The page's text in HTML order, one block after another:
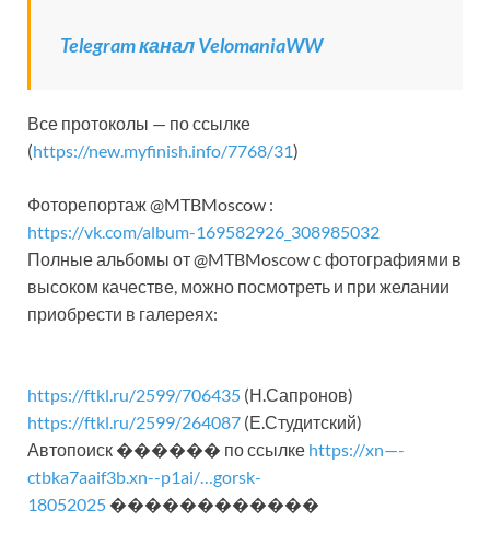
Telegram канал VelomaniaWW
Все протоколы — по ссылке
(https://new.myfinish.info/7768/31)
Фоторепортаж @MTBMoscow :
https://vk.com/album-169582926_308985032
Полные альбомы от @MTBMoscow с фотографиями в
высоком качестве, можно посмотреть и при желании
приобрести в галереях:
https://ftkl.ru/2599/706435 (Н.Сапронов)
https://ftkl.ru/2599/264087 (Е.Студитский)
Автопоиск ������ по ссылке https://xn—-
ctbka7aaif3b.xn--p1ai/…gorsk-
18052025 ������������